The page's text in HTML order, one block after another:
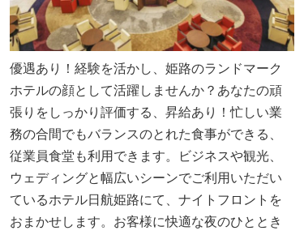
優遇あり！経験を活かし、姫路のランドマーク
ホテルの顔として活躍しませんか？あなたの頑
張りをしっかり評価する、昇給あり！忙しい業
務の合間でもバランスのとれた食事ができる、
従業員食堂も利用できます。ビジネスや観光、
ウェディングと幅広いシーンでご利用いただい
ているホテル日航姫路にて、ナイトフロントを
おまかせします。お客様に快適な夜のひととき